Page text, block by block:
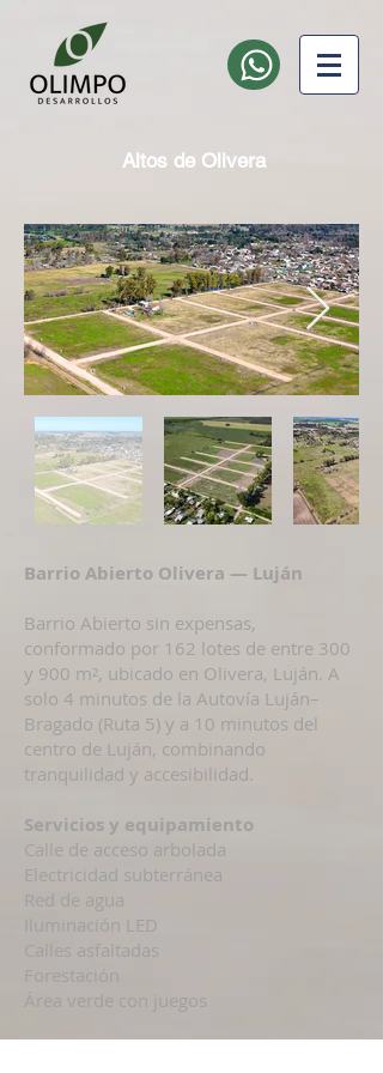
Altos de Olivera
Barrio Abierto Olivera — Luján
Barrio Abierto sin expensas,
conformado por 162 lotes de entre 300
y 900 m², ubicado en Olivera, Luján. A
solo 4 minutos de la Autovía Luján–
Bragado (Ruta 5) y a 10 minutos del
centro de Luján, combinando
tranquilidad y accesibilidad.
Servicios y equipamiento
Calle de acceso arbolada
Electricidad subterránea
Red de agua
Iluminación LED
Calles asfaltadas
Forestación
Área verde con juegos